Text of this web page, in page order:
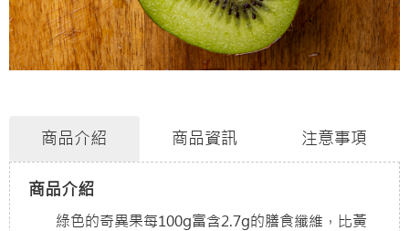
商品介紹 商品資訊 注意事項
商品介紹
綠色的奇異果每100g富含2.7g的膳食纖維，比黃